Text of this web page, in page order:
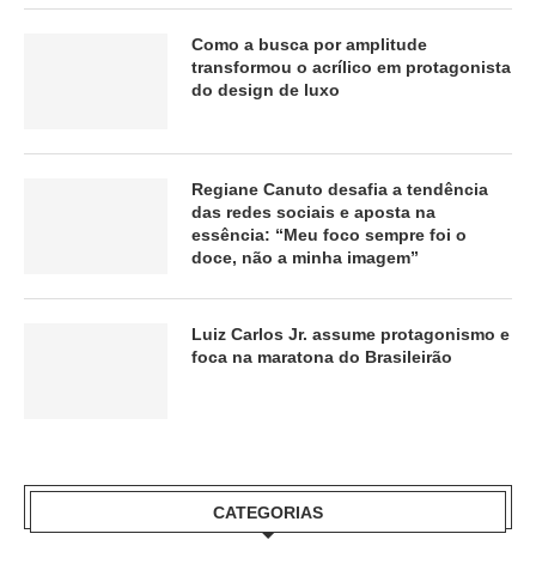
Como a busca por amplitude
transformou o acrílico em protagonista
do design de luxo
Regiane Canuto desafia a tendência
das redes sociais e aposta na
essência: “Meu foco sempre foi o
doce, não a minha imagem”
Luiz Carlos Jr. assume protagonismo e
foca na maratona do Brasileirão
CATEGORIAS